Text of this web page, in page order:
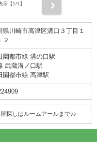
示【1/1】
県川崎市高津区溝口３丁目１
２
園都市線 溝の口駅
武蔵溝ノ口駅
園都市線 高津駅
探しは ルームアールまで♪♪